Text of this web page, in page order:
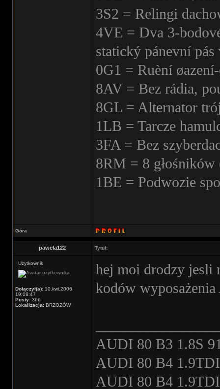
3S2 = Relingi
4VE = Dva 3-
statický pánevní
0G1 = Ruèní
8AV = Bez rádia,
8GL = Alternator
1LB = Tarcze
3FA = Bez
8RM = 8 głośników
1BE = Podwozie
Góra
pawela122 Tytuł:
Użytkownik
Dołączył(a): 10.kwi.2006
19:08:47
Posty: 366
Lokalizacja: BRZOZÓW
hej moi drodzy jesli
kodów
AUDI 80 B3 1.8S
AUDI 80 B4
AUDI 80 B4 1.9TDI